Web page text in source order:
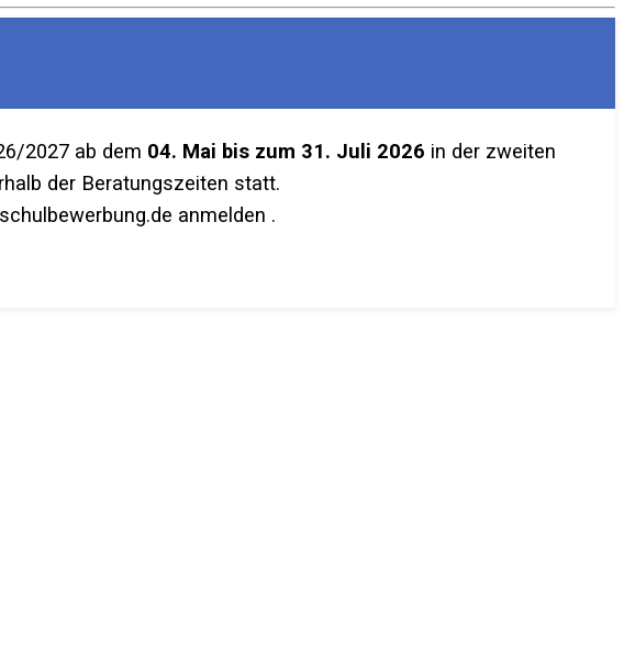
2027 ab dem 04. Mai bis zum 31. Juli 2026 in der zweiten
der Beratungszeiten statt.
anmelden .